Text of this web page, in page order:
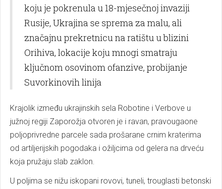
koju je pokrenula u 18-mjesečnoj invaziji
Rusije, Ukrajina se sprema za malu, ali
značajnu prekretnicu na ratištu u blizini
Orihiva, lokacije koju mnogi smatraju
ključnom osovinom ofanzive, probijanje
Suvorkinovih linija
Krajolik između ukrajinskih sela Robotine i Verbove u
južnoj regiji Zaporožja otvoren je i ravan, pravougaone
poljoprivredne parcele sada prošarane crnim kraterima
od artiljerijskih pogodaka i ožiljcima od gelera na drveću
koja pružaju slab zaklon.
U poljima se nižu iskopani rovovi, tuneli, trouglasti betonski